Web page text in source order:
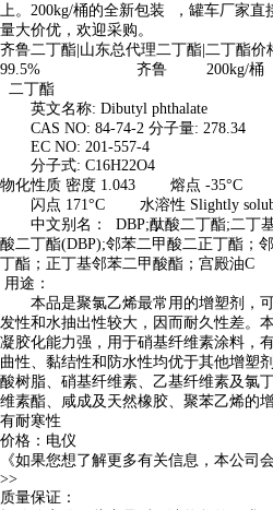
上。200kg/桶的全新包装 ，罐车厂家直
量大价优，欢迎采购。
齐鲁二丁酯|山东总代理二丁酯|二丁酯价
99.5% 齐鲁 200kg/桶
二丁酯
英文名称: Dibutyl phthalate
CAS NO: 84-74-2 分子量: 278.34
EC NO: 201-557-4
分子式: C16H22O4
物化性质 密度 1.043 熔点 -35°C
闪点 171°C 水溶性 Slightly
中文别名： DBP;酞酸二丁酯;二丁基
酸二丁酯(DBP);邻苯二甲酸二正丁酯；
丁酯；正丁基邻苯二甲酸酯；宫殿油C
用途：
本品是聚氯乙烯最常用的增塑剂，可
发性和水抽出性较大，因而耐久性差。
凝胶化能力强，用于硝基纤维素涂料，
曲性、黏结性和防水性均优于其他增塑
酸树脂、硝基纤维素、乙基纤维素及氯
维素酯、咸成及天然橡胶、聚苯乙烯的
有耐寒性
价格：电仪
《如果您想了解更多有关信息，本公司
>>
质量保证：